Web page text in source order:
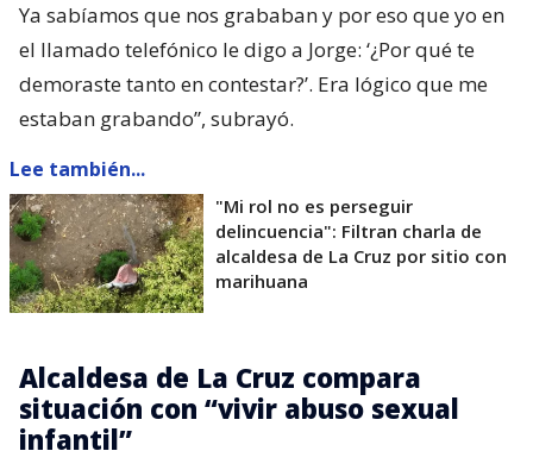
Ya sabíamos que nos grababan y por eso que yo en
el llamado telefónico le digo a Jorge: ‘¿Por qué te
demoraste tanto en contestar?’. Era lógico que me
estaban grabando”, subrayó.
Lee también...
"Mi rol no es perseguir
delincuencia": Filtran charla de
alcaldesa de La Cruz por sitio con
marihuana
Alcaldesa de La Cruz compara
situación con “vivir abuso sexual
infantil”